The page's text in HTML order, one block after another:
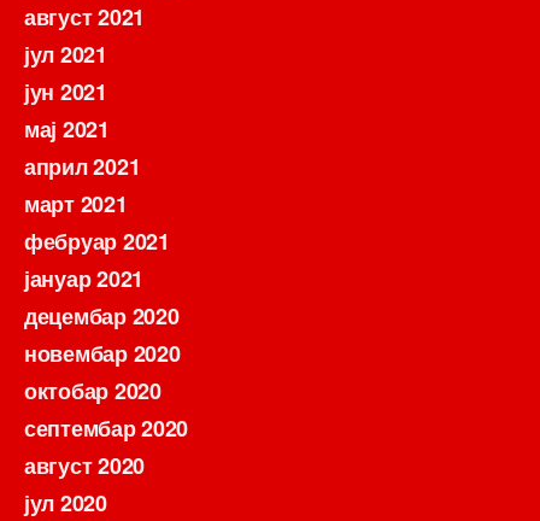
август 2021
јул 2021
јун 2021
мај 2021
април 2021
март 2021
фебруар 2021
јануар 2021
децембар 2020
новембар 2020
октобар 2020
септембар 2020
август 2020
јул 2020